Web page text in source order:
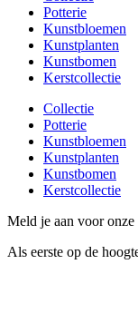
Potterie
Kunstbloemen
Kunstplanten
Kunstbomen
Kerstcollectie
Collectie
Potterie
Kunstbloemen
Kunstplanten
Kunstbomen
Kerstcollectie
Meld je aan voor
Als eerste op de